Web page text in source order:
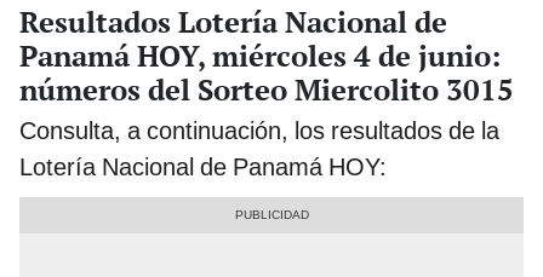
Resultados Lotería Nacional de
Panamá HOY, miércoles 4 de junio:
números del Sorteo Miercolito 3015
Consulta, a continuación, los resultados de la
Lotería Nacional de Panamá HOY: